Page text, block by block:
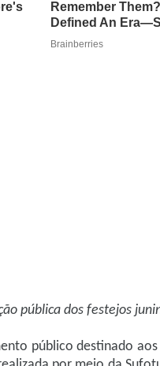
pública dos festejos
público destinado